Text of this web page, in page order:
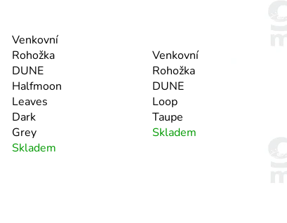
Venkovní
Rohožka
DUNE
Halfmoon
Leaves
Dark
Grey
Skladem
Venkovní
Rohožka
DUNE
Loop
Taupe
Skladem